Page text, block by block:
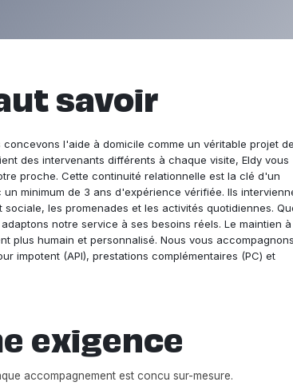
savoir
l'aide à domicile comme un véritable projet
des intervenants différents à chaque visite, Eldy vous
proche. Cette continuité relationnelle est la clé d'un
minimum de 3 ans d'expérience vérifiée. Ils
les promenades et les activités quotidiennes.
notre service à ses besoins réels. Le maintien à
plus humain et personnalisé. Nous vous accompagnons
impotent (API), prestations complémentaires (PC) et
exigence
accompagnement est concu sur-mesure.